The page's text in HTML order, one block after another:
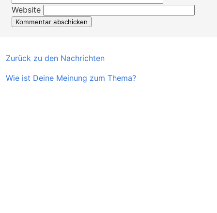
Website
Zurück zu den Nachrichten
Wie ist Deine Meinung zum Thema?